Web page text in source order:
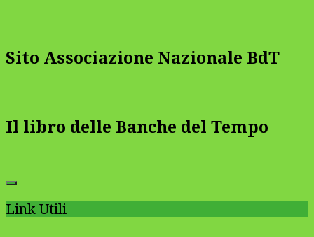
Sito Associazione Nazionale BdT
Il libro delle Banche del Tempo
Link Utili